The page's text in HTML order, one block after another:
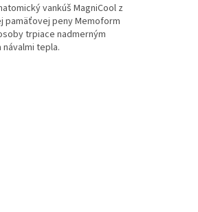
vankúš MagniCool z
pamäťovej peny Memoform
trpiace nadmerným
tepla.